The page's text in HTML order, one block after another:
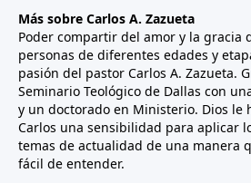
Más sobre Carlos A. Zazueta
Poder compartir del amor y la gracia
personas de diferentes edades y
pasión del pastor Carlos A. Zazueta.
Seminario Teológico de Dallas con
y un doctorado en Ministerio. Dios le
Carlos una sensibilidad para aplicar
temas de actualidad de una manera
fácil de entender.